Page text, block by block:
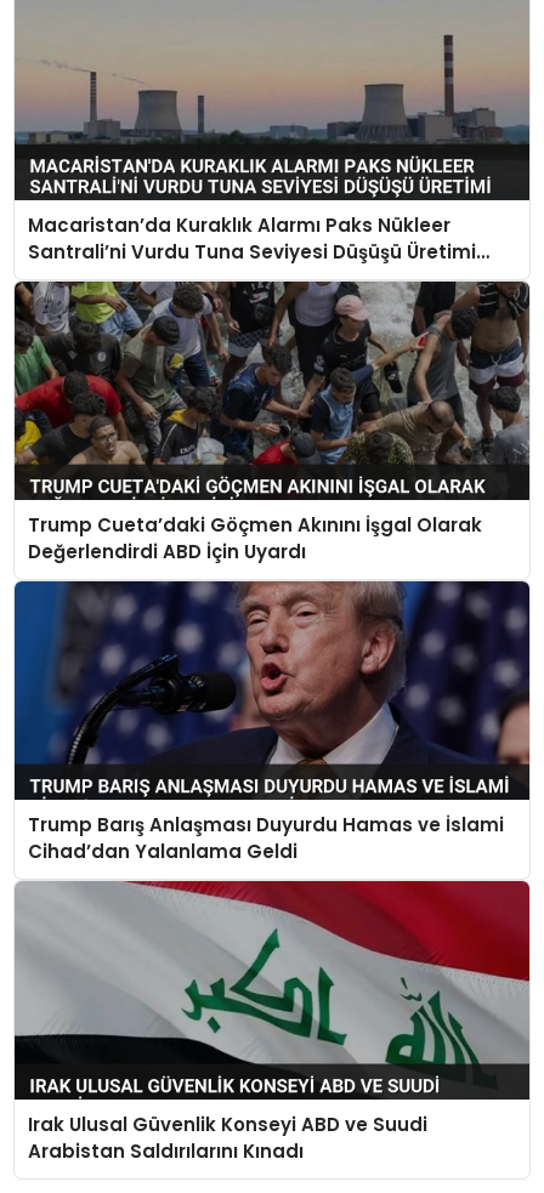
Macaristan’da Kuraklık Alarmı Paks Nükleer
Santrali’ni Vurdu Tuna Seviyesi Düşüşü Üretimi
Durdurdu
Trump Cueta’daki Göçmen Akınını İşgal Olarak
Değerlendirdi ABD İçin Uyardı
Trump Barış Anlaşması Duyurdu Hamas ve İslami
Cihad’dan Yalanlama Geldi
Irak Ulusal Güvenlik Konseyi ABD ve Suudi
Arabistan Saldırılarını Kınadı